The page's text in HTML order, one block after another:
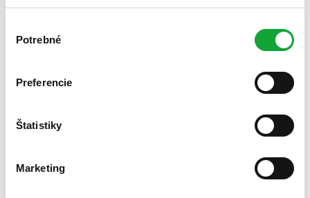
súhlasu
Potrebné
Preferencie
Štatistiky
Marketing